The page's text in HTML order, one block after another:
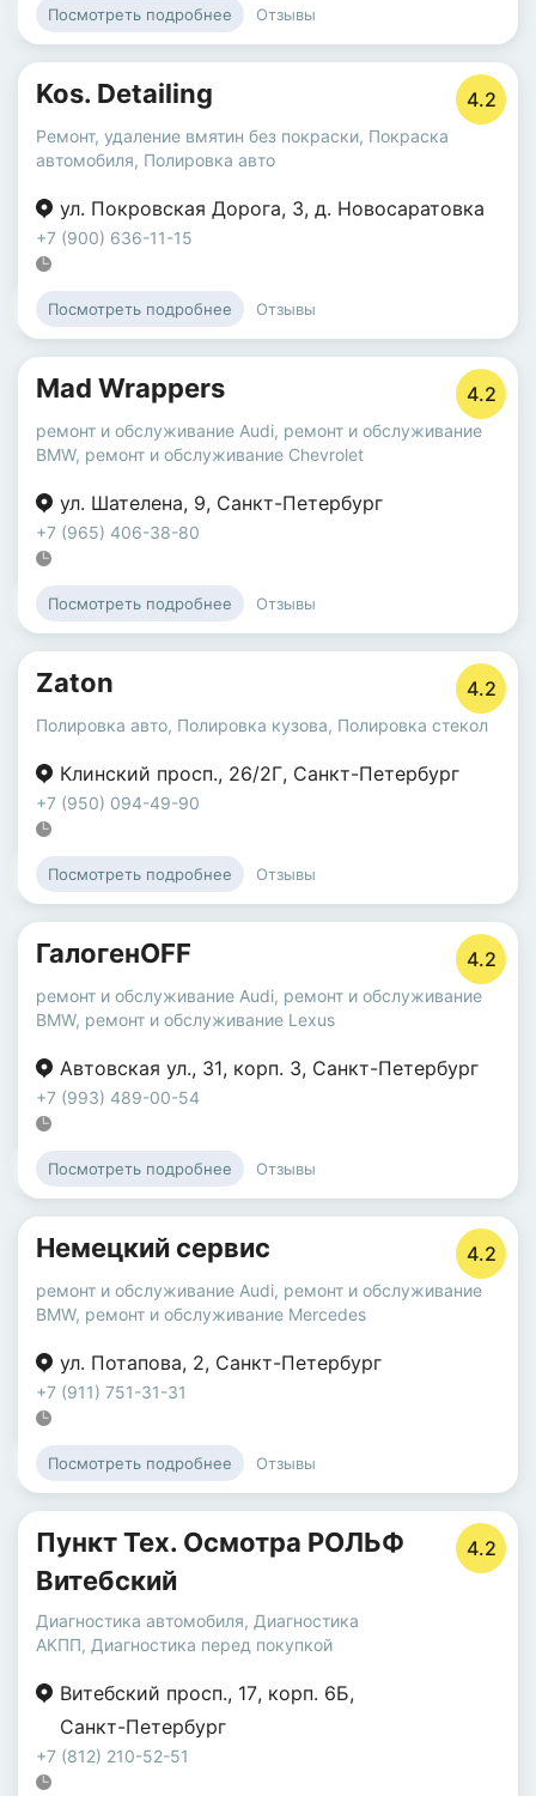
Посмотреть подробнее Отзывы
Kos. Detailing 4.2
Ремонт, удаление вмятин без покраски, Покраска
автомобиля, Полировка авто
ул. Покровская Дорога, 3, д. Новосаратовка
+7 (900) 636-11-15
Посмотреть подробнее Отзывы
Mad Wrappers 4.2
ремонт и обслуживание Audi, ремонт и обслуживание
BMW, ремонт и обслуживание Chevrolet
ул. Шателена, 9, Санкт-Петербург
+7 (965) 406-38-80
Посмотреть подробнее Отзывы
Zaton 4.2
Полировка авто, Полировка кузова, Полировка стекол
Клинский просп., 26/2Г, Санкт-Петербург
+7 (950) 094-49-90
Посмотреть подробнее Отзывы
ГалогенOFF 4.2
ремонт и обслуживание Audi, ремонт и обслуживание
BMW, ремонт и обслуживание Lexus
Автовская ул., 31, корп. 3, Санкт-Петербург
+7 (993) 489-00-54
Посмотреть подробнее Отзывы
Немецкий сервис 4.2
ремонт и обслуживание Audi, ремонт и обслуживание
BMW, ремонт и обслуживание Mercedes
ул. Потапова, 2, Санкт-Петербург
+7 (911) 751-31-31
Посмотреть подробнее Отзывы
Пункт Тех. Осмотра РОЛЬФ
Витебский
4.2
Диагностика автомобиля, Диагностика
АКПП, Диагностика перед покупкой
Витебский просп., 17, корп. 6Б,
Санкт-Петербург
+7 (812) 210-52-51